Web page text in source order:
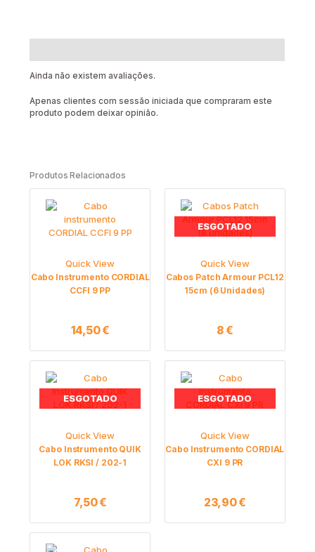
Ainda não existem avaliações.
Apenas clientes com sessão iniciada que compraram este
produto podem deixar opinião.
Produtos Relacionados
Quick View
Cabo Instrumento CORDIAL
CCFI 9 PP
14,50€
ESGOTADO
Quick View
Cabos Patch Armour PCL12
15cm (6 Unidades)
8€
ESGOTADO
Quick View
Cabo Instrumento QUIK
LOK RKSI / 202-1
7,50€
ESGOTADO
Quick View
Cabo Instrumento CORDIAL
CXI 9 PR
23,90€